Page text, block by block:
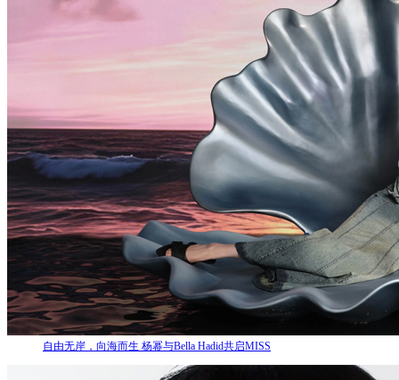
自由无岸，向海而生 杨幂与Bella Hadid共启MISS